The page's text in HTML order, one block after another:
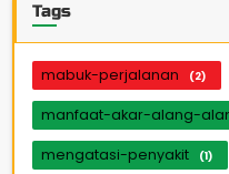
Tags
mabuk-perjalanan (2)
manfaat-akar-alang-
mengatasi-penyakit (1)